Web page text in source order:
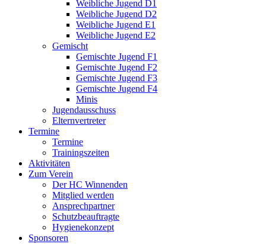
Weibliche Jugend D1
Weibliche Jugend D2
Weibliche Jugend E1
Weibliche Jugend E2
Gemischt
Gemischte Jugend F1
Gemischte Jugend F2
Gemischte Jugend F3
Gemischte Jugend F4
Minis
Jugendausschuss
Elternvertreter
Termine
Termine
Trainingszeiten
Aktivitäten
Zum Verein
Der HC Winnenden
Mitglied werden
Ansprechpartner
Schutzbeauftragte
Hygienekonzept
Sponsoren